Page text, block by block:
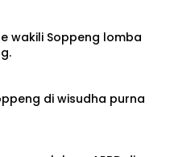
wakili Soppeng lomba
di wisudha purna